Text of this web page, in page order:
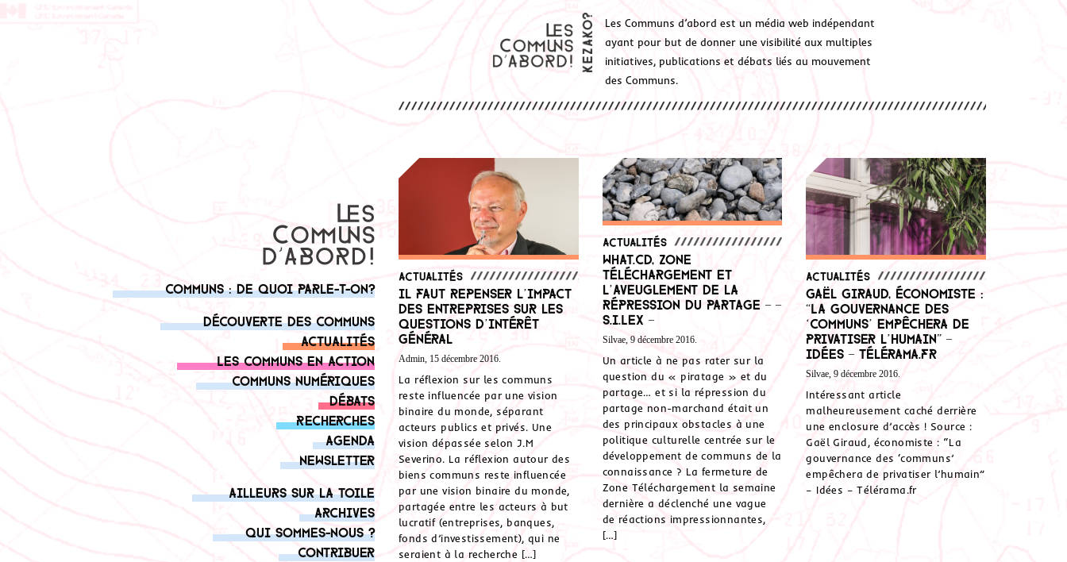
Les Communs d’abord est un média web indépendant
ayant pour but de donner une visibilité aux multiples
initiatives, publications et débats liés au mouvement
des Communs.
Communs : de quoi parle-t-on?
Découverte des communs
Actualités
Les communs en action
Communs numériques
Débats
Recherches
Agenda
Newsletter
Ailleurs sur la toile
Archives
Qui sommes-nous ?
Contribuer
Actualités
Il faut repenser l’impact
des entreprises sur les
questions d’intérêt
général
Admin, 15 décembre 2016.
La réflexion sur les communs
reste influencée par une vision
binaire du monde, séparant
acteurs publics et privés. Une
vision dépassée selon J.M
Severino. La réflexion autour des
biens communs reste influencée
par une vision binaire du monde,
partagée entre les acteurs à but
lucratif (entreprises, banques,
fonds d’investissement), qui ne
seraient à la recherche […]
Actualités
What.cd, Zone
Téléchargement et
l’aveuglement de la
répression du partage – –
S.I.Lex –
Silvae, 9 décembre 2016.
Un article à ne pas rater sur la
question du « piratage » et du
partage… et si la répression du
partage non-marchand était un
des principaux obstacles à une
politique culturelle centrée sur le
développement de communs de la
connaissance ? La fermeture de
Zone Téléchargement la semaine
dernière a déclenché une vague
de réactions impressionnantes,
[…]
Actualités
Gaël Giraud, économiste :
“La gouvernance des
‘communs’ empêchera de
privatiser l’humain” –
Idées – Télérama.fr
Silvae, 9 décembre 2016.
Intéressant article
malheureusement caché derrière
une enclosure d’accès ! Source :
Gaël Giraud, économiste : “La
gouvernance des ‘communs’
empêchera de privatiser l’humain”
– Idées – Télérama.fr